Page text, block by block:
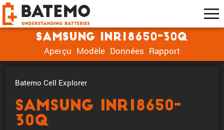
Samsung INR18650-30Q
Aperçu Modèle Données Rapport
Batemo Cell Explorer
Samsung INR18650-
30Q